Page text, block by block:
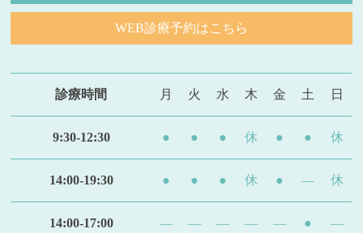
WEB診療予約はこちら
診療時間 月 火 水 木 金 土 日
9:30-12:30 ● ● ● 休 ● ● 休
14:00-19:30 ● ● ● 休 ● — 休
14:00-17:00 — — — — — ● —